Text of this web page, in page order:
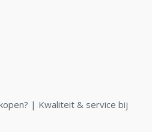
| Kwaliteit & service bij